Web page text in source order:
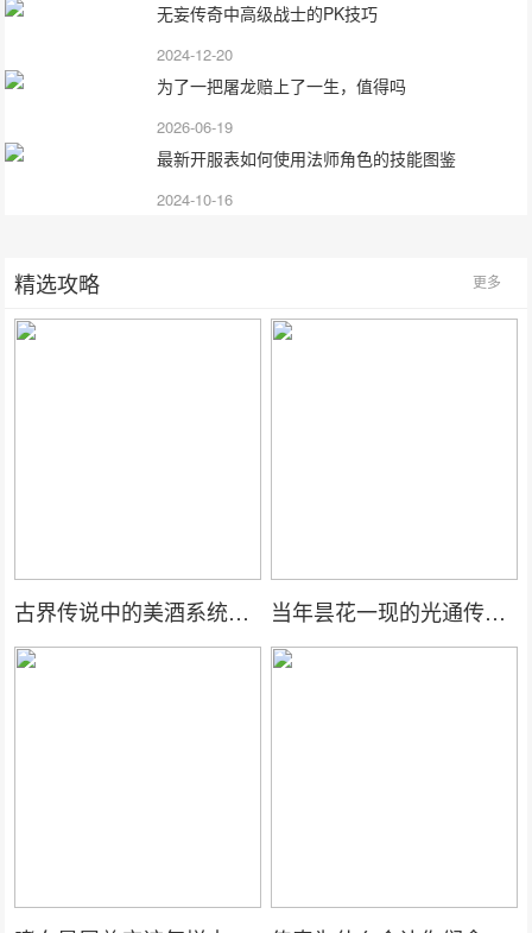
无妄传奇中高级战士的PK技巧
2024-12-20
为了一把屠龙赔上了一生，值得吗
2026-06-19
最新开服表如何使用法师角色的技能图鉴
2024-10-16
精选攻略 更多
古界传说中的美酒系统介绍 当年昙花一现的光通传奇3，你还记得吗？